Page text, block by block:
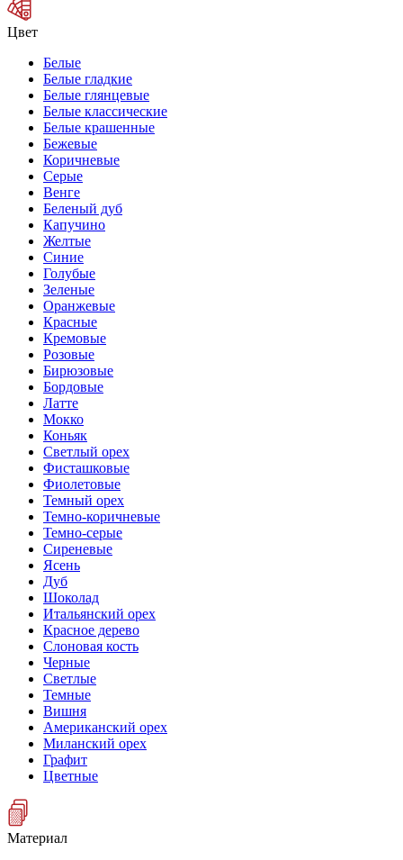
Цвет
Белые
Белые гладкие
Белые глянцевые
Белые классические
Белые крашенные
Бежевые
Коричневые
Серые
Венге
Беленый дуб
Капучино
Желтые
Синие
Голубые
Зеленые
Оранжевые
Красные
Кремовые
Розовые
Бирюзовые
Бордовые
Латте
Мокко
Коньяк
Светлый орех
Фисташковые
Фиолетовые
Темный орех
Темно-коричневые
Темно-серые
Сиреневые
Ясень
Дуб
Шоколад
Итальянский орех
Красное дерево
Слоновая кость
Черные
Светлые
Темные
Вишня
Американский орех
Миланский орех
Графит
Цветные
Материал